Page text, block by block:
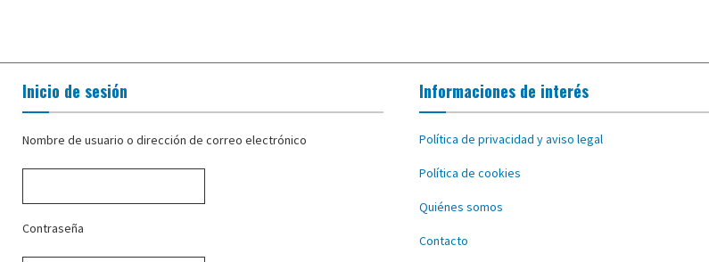
Inicio de sesión
Nombre de usuario o dirección de correo electrónico
Contraseña
Informaciones de interés
Política de privacidad y aviso legal
Política de cookies
Quiénes somos
Contacto